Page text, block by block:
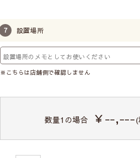
設置場所
※こちらは店舗側で確認しません
数量1の場合 ￥--,---